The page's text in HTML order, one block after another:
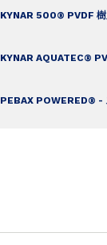
KYNAR 500® PVDF 樹
KYNAR AQUATEC®
PEBAX POWERED® -